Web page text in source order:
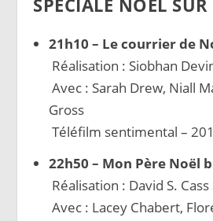
SPÉCIALE NOËL
21h10 – Le courrier de
Réalisation : Siobhan
Avec : Sarah Drew, Niall
Gross
Téléfilm sentimental –
22h50 – Mon Père Noël
Réalisation : David S. Cass
Avec : Lacey Chabert,